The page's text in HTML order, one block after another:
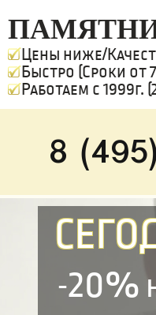
Цены ниже/
Быстро (Сроки от
Работаем с 1999г.
8
-20%